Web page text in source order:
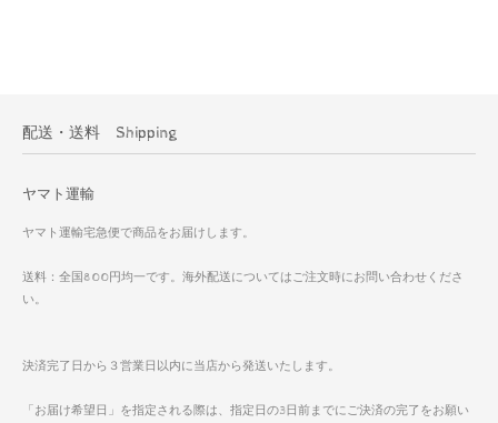
配送・送料 Shipping
ヤマト運輸
ヤマト運輸宅急便で商品をお届けします。
送料：全国800円均一です。海外配送についてはご注文時にお問い合わせくださ
い。
決済完了日から３営業日以内に当店から発送いたします。
「お届け希望日」を指定される際は、指定日の3日前までにご決済の完了をお願い